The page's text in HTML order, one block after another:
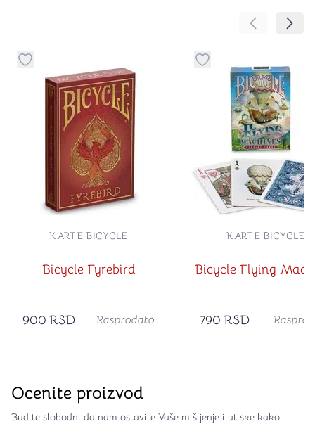
Pomeranje
Dugme za dodavanje stvari u kategoriju omiljeno
Bicycle Fyrebird
KARTE BICYCLE
900 RSD Rasprodato
Dugme za dodavanje
Bicycle Flying
KARTE BICYCLE
790 RSD
Ocenite proizvod
Budite slobodni da nam ostavite Vaše mišljenje i utiske kako